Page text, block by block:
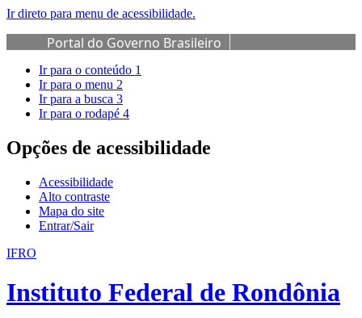
Ir direto para menu de acessibilidade.
Portal do Governo Brasileiro
Ir para o conteúdo 1
Ir para o menu 2
Ir para a busca 3
Ir para o rodapé 4
Opções de acessibilidade
Acessibilidade
Alto contraste
Mapa do site
Entrar/Sair
IFRO
Instituto Federal de Rondônia